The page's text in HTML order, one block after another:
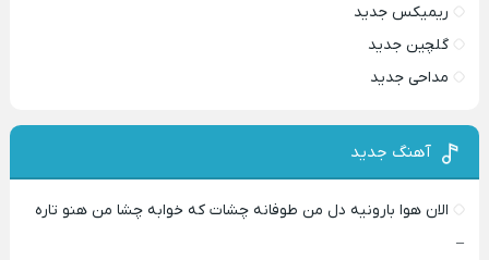
ریمیکس جدید
گلچین جدید
مداحی جدید
آهنگ جدید
الان هوا بارونیه دل من طوفانه چشات که خوابه چشا من هنو تاره
–